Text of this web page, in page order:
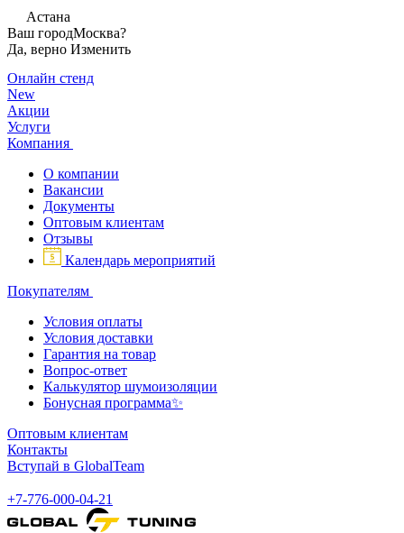
Астана
Ваш городМосква?
Да, верно Изменить
Онлайн стенд
New
Акции
Услуги
Компания
О компании
Вакансии
Документы
Оптовым клиентам
Отзывы
Календарь мероприятий
Покупателям
Условия оплаты
Условия доставки
Гарантия на товар
Вопрос-ответ
Калькулятор шумоизоляции
Бонусная программа✨
Оптовым клиентам
Контакты
Вступай в GlobalTeam
+7-776-000-04-21